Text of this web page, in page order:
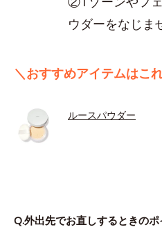
ウダーをなじま
＼おすすめアイテムはこ
ルースパウダー
Q.外出先でお直しするときの